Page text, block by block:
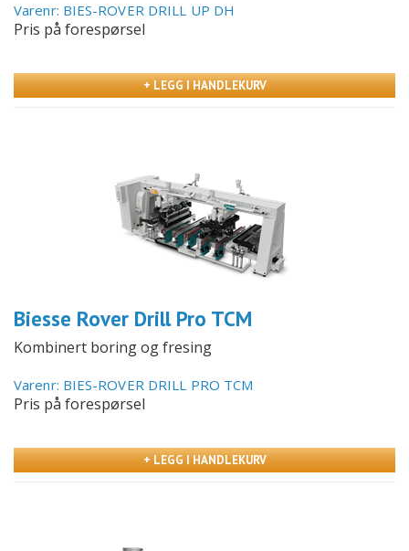
Varenr: BIES-ROVER DRILL UP DH
Pris på forespørsel
+ LEGG I HANDLEKURV
Biesse Rover Drill Pro TCM
Kombinert boring og fresing
Varenr: BIES-ROVER DRILL PRO TCM
Pris på forespørsel
+ LEGG I HANDLEKURV